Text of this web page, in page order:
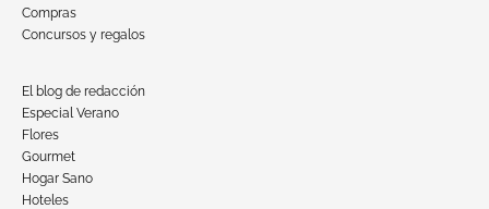
Compras
Concursos y regalos
El blog de redacción
Especial Verano
Flores
Gourmet
Hogar Sano
Hoteles